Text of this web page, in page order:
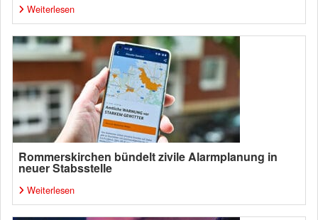
Weiterlesen
Rommerskirchen bündelt zivile Alarmplanung in
neuer Stabsstelle
Weiterlesen